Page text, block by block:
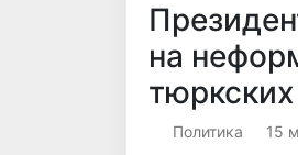
на
Политика 15